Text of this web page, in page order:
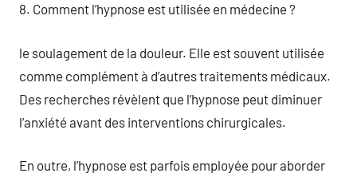
8. Comment l’hypnose est utilisée en médecine ?
le soulagement de la douleur. Elle est souvent utilisée
comme complément à d’autres traitements médicaux.
Des recherches révèlent que l’hypnose peut diminuer
l’anxiété avant des interventions chirurgicales.
En outre, l’hypnose est parfois employée pour aborder